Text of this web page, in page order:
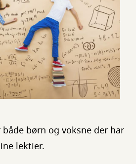
børn og voksne der har
lektier.